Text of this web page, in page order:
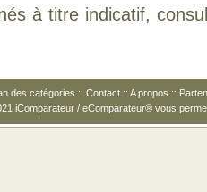
à titre indicatif,
des catégories :: Contact :: A propos ::
iComparateur / eComparateur® vous